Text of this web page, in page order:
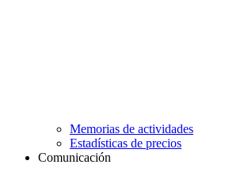
Memorias de actividades
Estadísticas de precios
Comunicación